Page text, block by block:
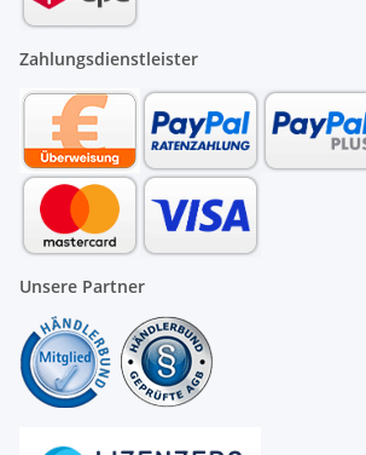
Zahlungsdienstleister
Unsere Partner